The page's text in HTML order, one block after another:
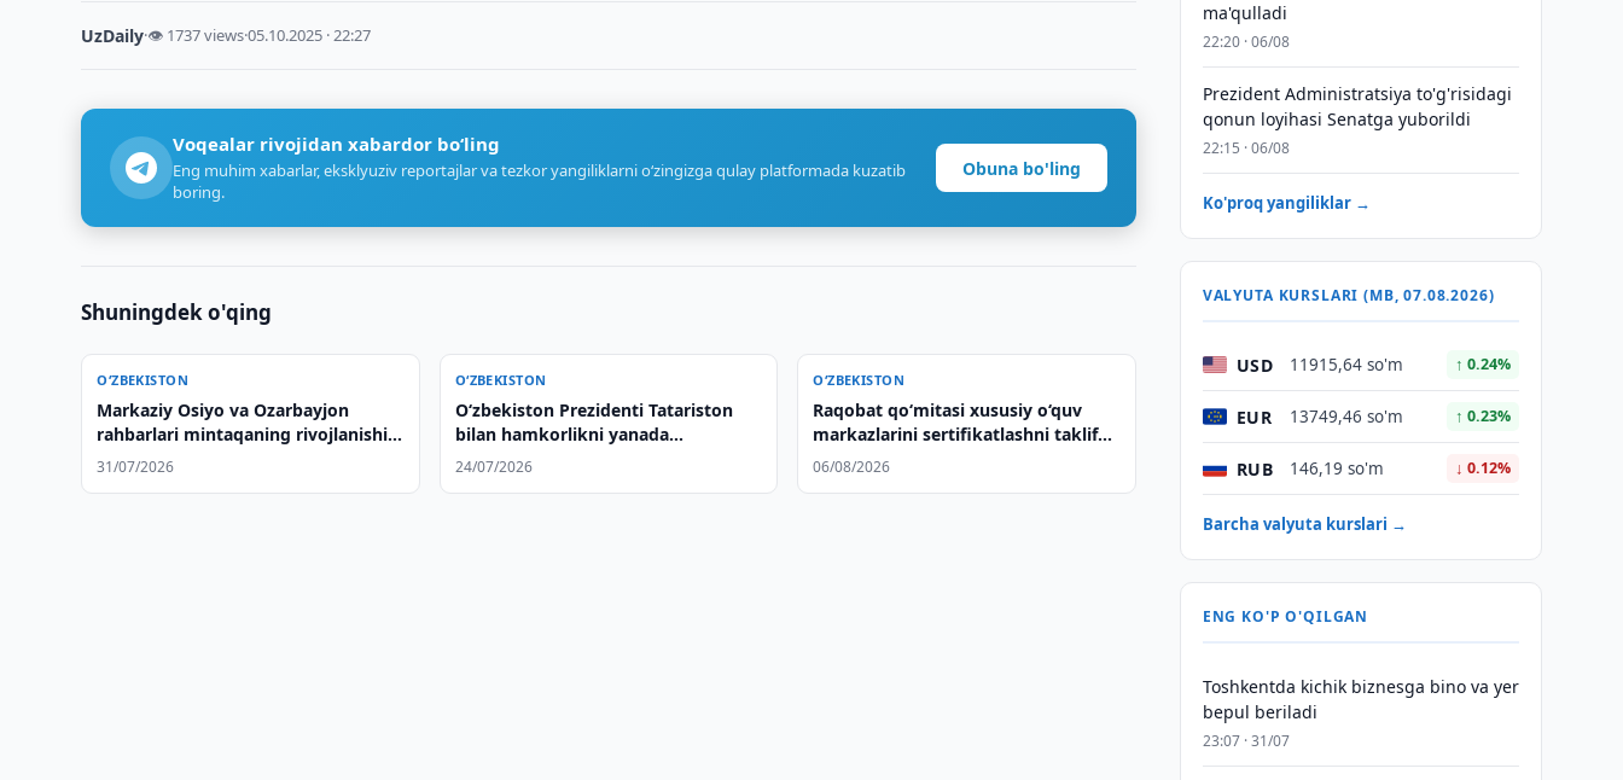
UzDaily·👁 1737 views·05.10.2025 · 22:27
Voqealar rivojidan xabardor bo‘ling
Eng muhim xabarlar, eksklyuziv reportajlar va tezkor yangiliklarni o‘zingizga qulay platformada kuzatib
boring.
Obuna bo'ling
Shuningdek o'qing
O‘ZBEKISTON
Markaziy Osiyo va Ozarbayjon
rahbarlari mintaqaning rivojlanishini
muhokama qilishdi va qo'shma
31/07/2026
O‘ZBEKISTON
Oʻzbekiston Prezidenti Tatariston
bilan hamkorlikni yanada
rivojlantirish muhimligini taʼkidladi
24/07/2026
O‘ZBEKISTON
Raqobat qo‘mitasi xususiy o‘quv
markazlarini sertifikatlashni taklif
qildi
06/08/2026
ma'qulladi
22:20 · 06/08
Prezident Administratsiya to'g'risidagi
qonun loyihasi Senatga yuborildi
22:15 · 06/08
Ko'proq yangiliklar →
VALYUTA KURSLARI (MB, 07.08.2026)
USD 11915,64 so'm ↑ 0.24%
EUR 13749,46 so'm ↑ 0.23%
RUB 146,19 so'm ↓ 0.12%
Barcha valyuta kurslari →
ENG KO'P O'QILGAN
Toshkentda kichik biznesga bino va yer
bepul beriladi
23:07 · 31/07